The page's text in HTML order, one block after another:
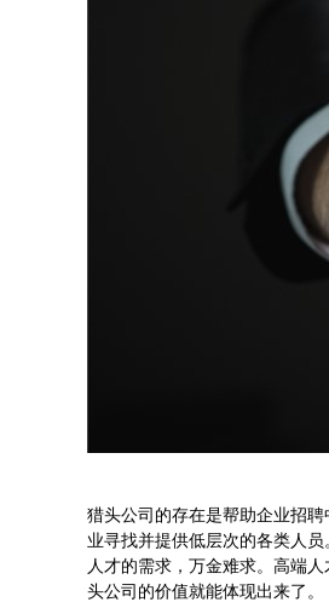
猎头公司的存在是帮助企业招
业寻找并提供低层次的各类人
人才的需求，万金难求。高端
头公司的价值就能体现出来了。